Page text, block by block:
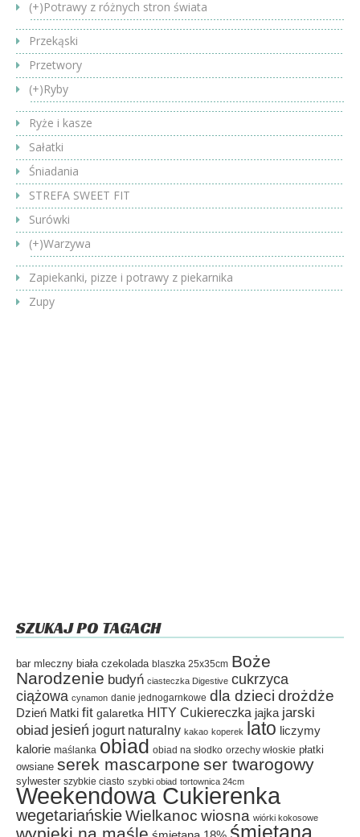
(+)Potrawy z różnych stron świata
Przekąski
Przetwory
(+)Ryby
Ryże i kasze
Sałatki
Śniadania
STREFA SWEET FIT
Surówki
(+)Warzywa
Zapiekanki, pizze i potrawy z piekarnika
Zupy
SZUKAJ PO TAGACH
bar mleczny biała czekolada blaszka 25x35cm Boże
Narodzenie budyń ciasteczka Digestive cukrzyca
ciążowa cynamon danie jednogarnkowe dla dzieci drożdże
Dzień Matki fit galaretka HITY Cukiereczka jajka jarski
obiad jesień jogurt naturalny kakao koperek lato liczymy
kalorie maślanka obiad obiad na słodko orzechy włoskie płatki
owsiane serek mascarpone ser twarogowy
sylwester szybkie ciasto szybki obiad tortownica 24cm
Weekendowa Cukierenka
wegetariańskieWielkanoc wiosna wiórki kokosowe
wypieki na maśle śmietana